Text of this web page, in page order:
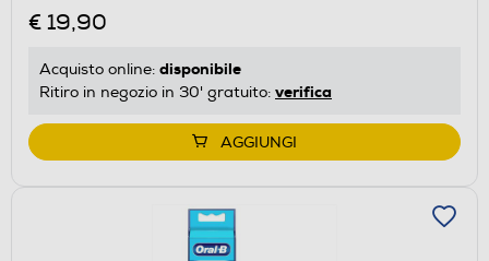
€ 19,90
Acquisto online: disponibile
Ritiro in negozio in 30' gratuito: verifica
AGGIUNGI